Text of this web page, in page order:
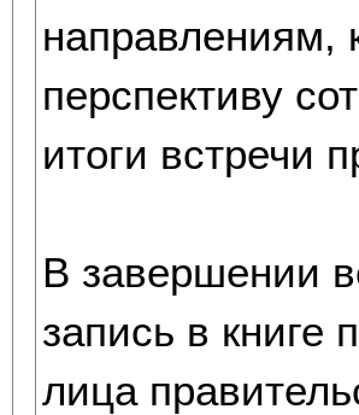
направлениям,
перспективу
итоги встречи
В завершении
запись в книге
лица